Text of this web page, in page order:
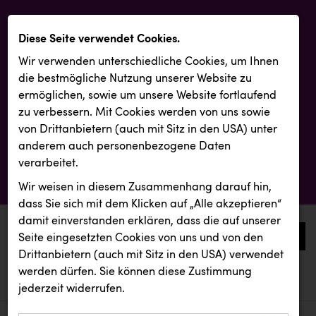
0
aktuelle aussendungen
aktuelle aussendungen
Diese Seite verwendet Cookies.
Wir verwenden unterschiedliche Cookies, um Ihnen
die best­mögliche Nutzung unserer Website zu
ermöglichen, sowie um unsere Website fortlaufend
zu verbessern. Mit Cookies werden von uns sowie
von Drittanbietern (auch mit Sitz in den USA) unter
anderem auch personenbezogene Daten
verarbeitet.
Wir weisen in diesem Zusammenhang darauf hin,
dass Sie sich mit dem Klicken auf „Alle akzeptieren“
damit ein­ver­standen erklären, dass die auf unserer
Seite eingesetzten Cookies von uns und von den
Drittanbietern (auch mit Sitz in den USA) verwendet
werden dürfen. Sie können diese Zustimmung
jederzeit widerrufen.